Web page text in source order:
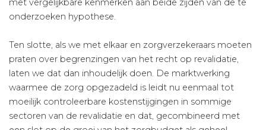
met vergelijkbare kenmerken aan beide zijden van de te
onderzoeken hypothese.
Ten slotte, als we met elkaar en zorgverzekeraars moeten
praten over begrenzingen van het recht op revalidatie,
laten we dat dan inhoudelijk doen. De marktwerking
waarmee de zorg opgezadeld is leidt nu eenmaal tot
moeilijk controleerbare kostenstijgingen in sommige
sectoren van de revalidatie en dat, gecombineerd met